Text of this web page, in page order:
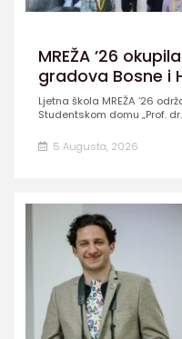
MREŽA ’26
gradova Bosne i
Ljetna škola MREŽA ’26
Studentskom domu „Prof.
5 Augusta, 2026